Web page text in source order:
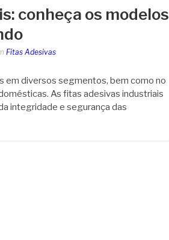
conheça os modelos
Fitas Adesivas
em diversos segmentos, bem como no
As fitas adesivas industriais
integridade e segurança das